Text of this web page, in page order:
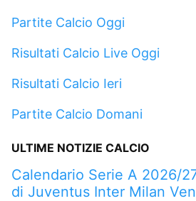
Partite Calcio Oggi
Risultati Calcio Live Oggi
Risultati Calcio Ieri
Partite Calcio Domani
ULTIME NOTIZIE CALCIO
Calendario Serie A 2026/
di Juventus Inter Milan